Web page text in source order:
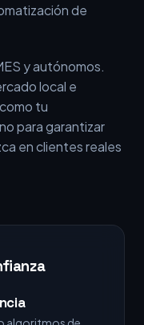
de
y autónomos.
local e
tu
para garantizar
en clientes reales